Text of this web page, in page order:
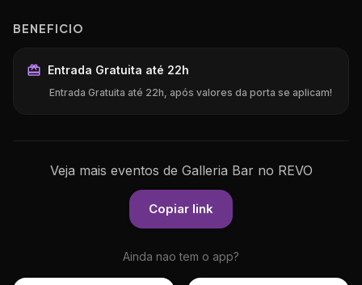
BENEFICIO
Entrada Gratuita até 22h
Entrada Gratuita até 22h, após valores da porta se aplicam!
Veja mais eventos de Galleria Bar no REVO
Copiar link
Ainda nao tem o app?